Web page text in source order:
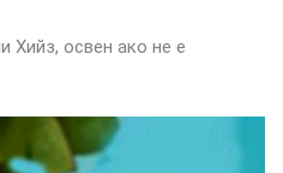
Хийз, освен ако не е